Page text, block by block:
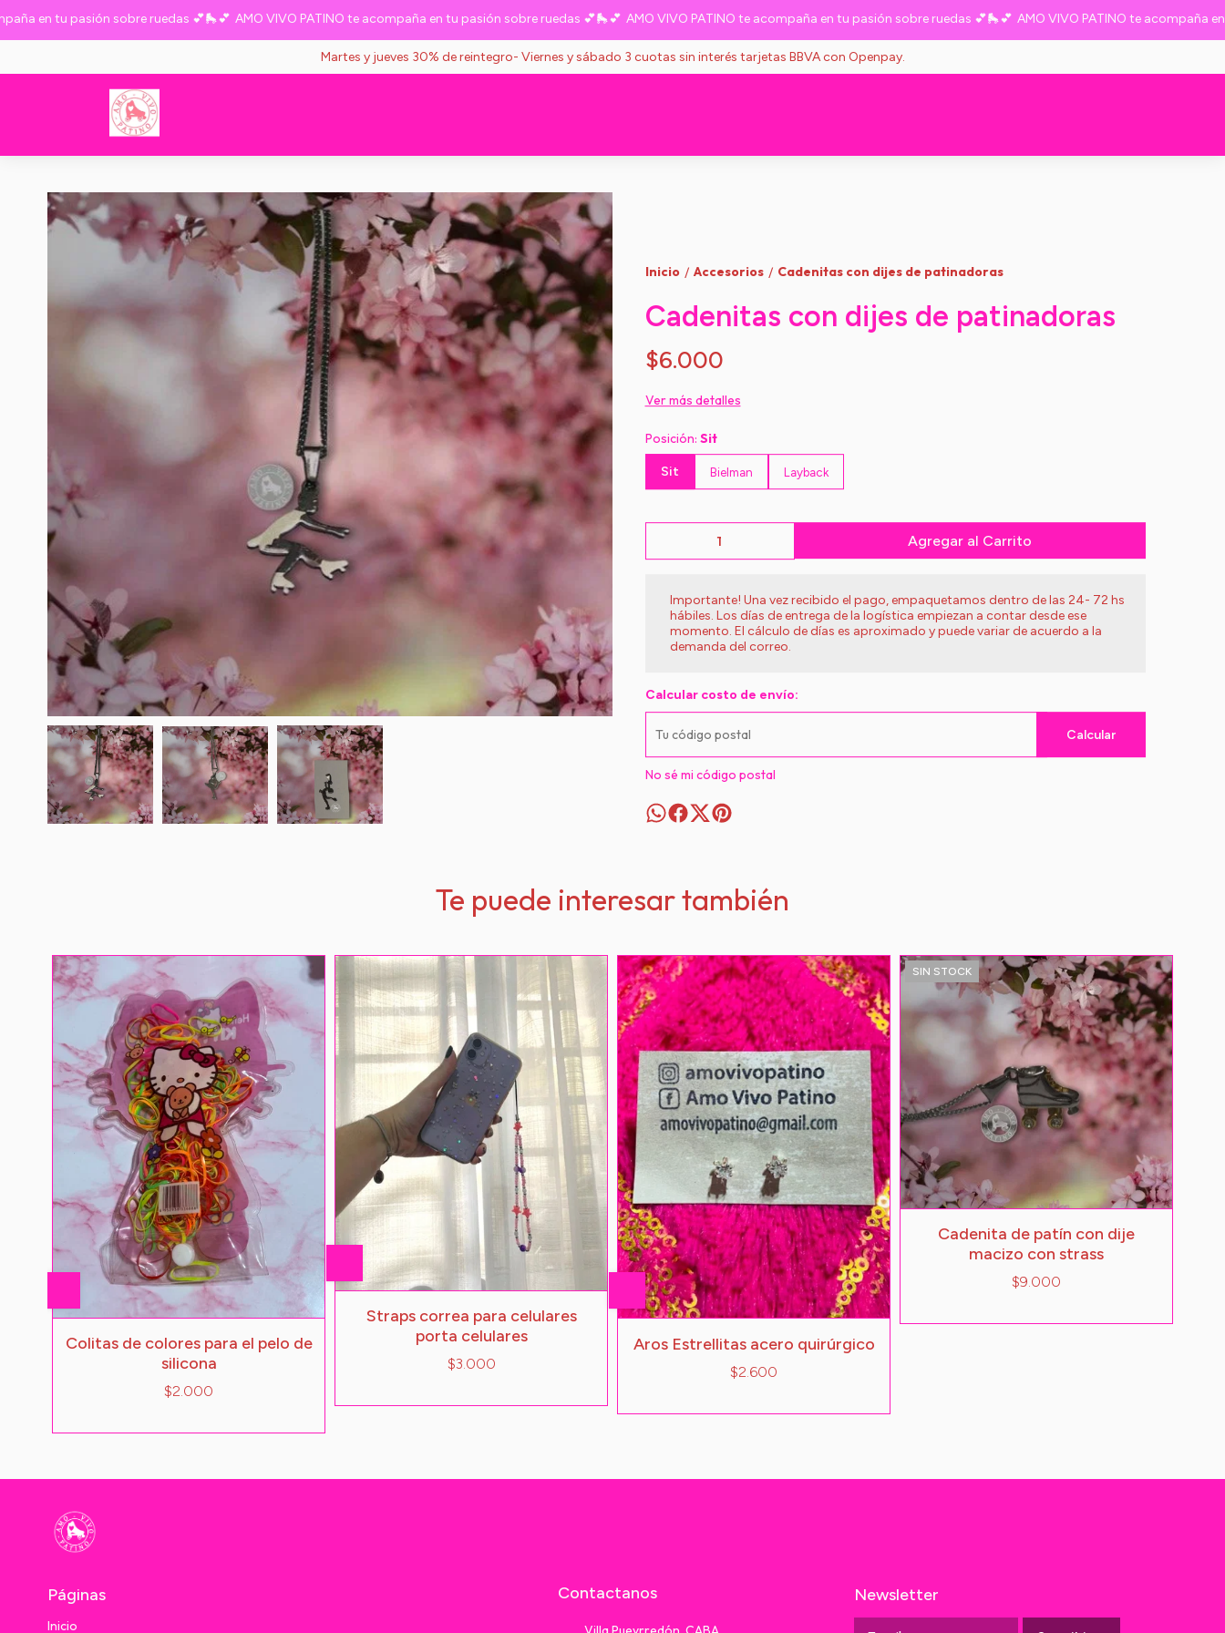
en tu pasión sobre ruedas 💕🛼💕 AMO VIVO PATINO te acompaña en tu pasión sobre ruedas 💕🛼💕 AMO VIVO PATINO te acompaña en tu pasión sobre ruedas 💕🛼💕 AMO VIVO PATINO te acompaña en tu
Martes y jueves 30% de reintegro- Viernes y sábado 3 cuotas sin interés tarjetas BBVA con Openpay.
Inicio / Accesorios / Cadenitas con dijes de patinadoras
Cadenitas con dijes de patinadoras
$6.000
Ver más detalles
Posición: Sit
Sit Bielman Layback
Agregar al Carrito
Importante! Una vez recibido el pago, empaquetamos dentro de las 24- 72 hs
hábiles. Los días de entrega de la logística empiezan a contar desde ese
momento. El cálculo de días es aproximado y puede variar de acuerdo a la
demanda del correo.
Calcular costo de envío:
Calcular
No sé mi código postal
Te puede interesar también
Colitas de colores para el pelo de
silicona
$2.000
Straps correa para celulares
porta celulares
$3.000
Aros Estrellitas acero quirúrgico
$2.600
SIN STOCK
Cadenita de patín con dije
macizo con strass
$9.000
Páginas
Inicio
Contactanos Newsletter